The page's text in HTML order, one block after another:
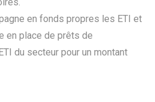
en fonds propres les ETI et
en place de prêts de
du secteur pour un montant